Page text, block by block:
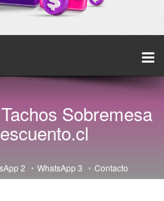
Sobremesa
2 WhatsApp 3 Contacto